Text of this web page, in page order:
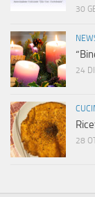
30
24
28